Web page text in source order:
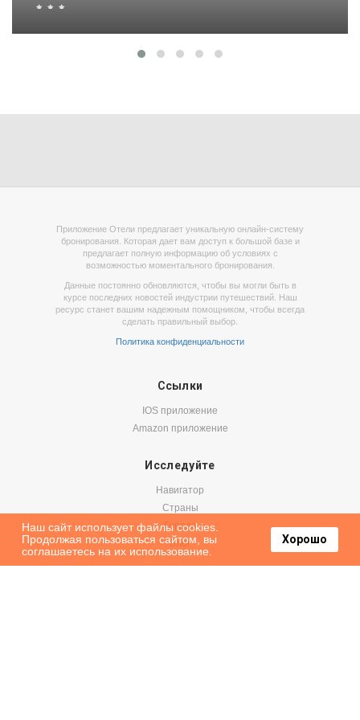
Приложение Отели предлагает уникальную онлайн-систему
бронирования. Которая дает вам доступ к большой базе и
предлагает полную информацию об условиях с
возможностью моментального бронирования.
Данные постоянно обновляются, чтобы вы могли быть в
курсе последних новостей индустрии путешествий. Наш
ресурс станет вашим надежным помощником, чтобы всегда
сделать правильный выбор.
Политика конфиденциальности
Ссылки
IOS приложение
Amazon приложение
Исследуйте
Навигатор
Страны
Города
Блог
Наш сайт использует файлы cookies.
Продолжая пользоваться сайтом, вы
соглашаетесь на их использование.
Хорошо